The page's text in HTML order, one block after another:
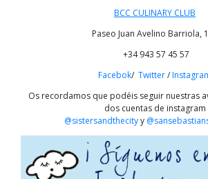
BCC CULINARY CLUB
Paseo Juan Avelino Barriola,
+34 943 57 45 57
Facebok/ Twitter/
Os recordamos que podéis seguir nuestras
dos cuentas de instagram
@sistersandthecityy